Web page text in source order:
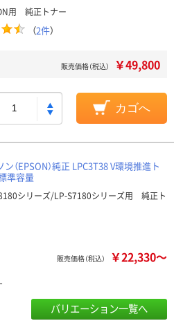
用 純正トナー
（2件）
販売価格（税込） ￥49,800
カゴへ
ン（EPSON）純正 LPC3T38 V環境推進ト
準容量
シリーズ/LP-S7180シリーズ用 純正ト
販売価格（税込） ￥22,330～
バリエーション一覧へ